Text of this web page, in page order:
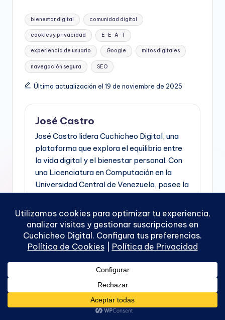
Etiquetas:
bienestar digital comunidad digital
cookies y privacidad E-E-A-T
experiencia de usuario Google mitos digitales
navegación segura SEO
Última actualización el 19 de noviembre de 2025
José Castro
José Castro lidera Cuchicheo Digital, una
plataforma que explora el equilibrio entre
la vida digital y el bienestar personal. Con
una Licenciatura en Computación en la
Universidad Central de Venezuela, posee la
los mecanismos detrás de nuestras
pantallas, lo que combina con una mirada
crítica y una sensibilidad cultural para
conectar con audiencias que buscan vivir
Ver todas las entradas